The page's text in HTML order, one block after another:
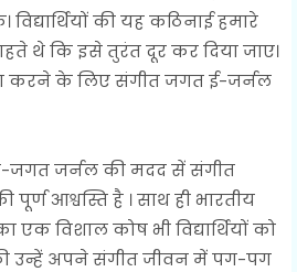
की यह कठिनाई हमारे
थे कि इसे तुरंत दूर कर दिया जाए।
करने के लिए संगीत जगत ई-जर्नल
की मदद सें संगीत
पूर्ण आश्वस्ति है । साथ ही भारतीय
एक विशाल कोष भी विद्यार्थियों को
उन्हें अपने संगीत जीवन में पग-पग